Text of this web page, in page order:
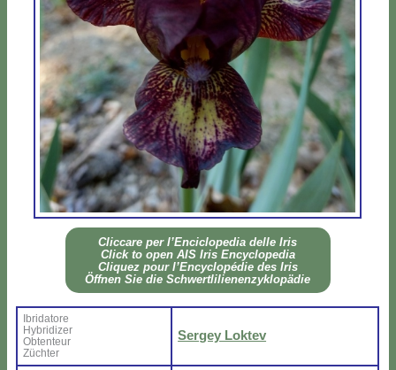
Clic­ca­re per l’En­ci­clo­pe­dia del­le Iris
Click to open AIS Iris En­cy­clo­pe­dia
Cli­quez pour l’En­cy­clo­pé­die des Iris
Öff­nen Sie die Sch­wer­tli­lie­nen­zy­klo­pä­die
Ibri­da­to­re
Hy­bri­di­zer
Ob­ten­teur
Zü­ch­ter
Ser­gey Lok­tev